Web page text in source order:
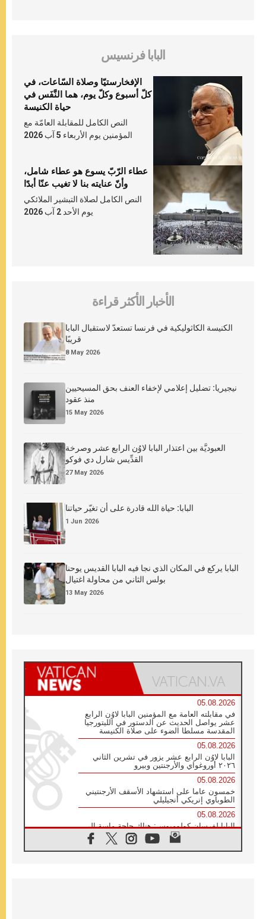
البابا فرنسيس
الإفخارستيّا وصلاة السّاعات، في
كلّ أسبوع وكلّ يوم، هما النَّفَس في
حياة الكنيسة
النص الكامل للمقابلة العامّة مع
المؤمنين يوم الأربعاء 5 آب 2026
عطاء الرّبّ يسوع هو عطاء شامل،
وأنّ عنايته بنا لا تغيب عنّا أبدًا
النص الكامل لصلاة التبشير الملائكي
يوم الأحد 2 آب 2026
الأخبار الأكثر قراءة
الكنيسة الكاثوليكية في فرنسا تستعدّ لاستقبال البابا
قريبًا
8 May 2026
نيجيريا: تضليل إعلامي لإخفاء العنف بحق المسيحيين
منذ عقود
15 May 2026
العبوديَّة بين اعتذار البابا لاوُن الرابع عشر وصرخة
القدِّيس شارل دي فوكو
27 May 2026
البابا: حياة الله قادرة على أن تغيّر حياتنا
1 Jun 2026
البابا يركع في المكان الذي نجا فيه البابا القديس يوحنا
بولس الثاني من محاولة اغتيال
13 May 2026
05.08.2026
في مقابلته العامة مع المؤمنين البابا لاوُن الرابع
عشر يواصل الحديث عن الدستور في الليتورجيا
المقدسة مسلطا الضوء على صلاة الكنيسة
05.08.2026
البابا لاوُن الرابع عشر يزور في تشرين الثاني
٢٠٢٦ أوروغواي والأرجنتين وبيرو
05.08.2026
خمسون عاما على استشهاد الأسقف الأرجنتيني
الطوباوي إنريكي أنجيليلي
05.08.2026
البابا لفرسان كولومبوس: هناك حاجة ماسة إلى
أنبياء تناغم يسعون إلى بناء الجسور
04.08.2026